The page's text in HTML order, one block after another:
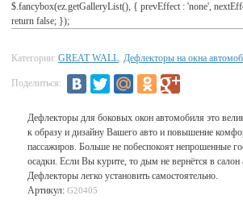
$.fancybox(ez.getGalleryList(), { prevEffect : 'none',
return false; });
Категории: GREAT WALL, Дефлекторы на окна
Поделиться:
Дефлекторы для боковых окон автомобиля это
к образу и дизайну Вашего авто и повышение
пассажиров. Больше не побеспокоят непрошенные
осадки. Если Вы курите, то дым не вернётся в салон
Дефлекторы легко установить самостоятельно.
Артикул: G20405